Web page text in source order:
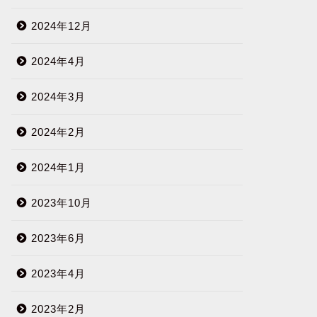
2024年12月
2024年4月
2024年3月
2024年2月
2024年1月
2023年10月
2023年6月
2023年4月
2023年2月